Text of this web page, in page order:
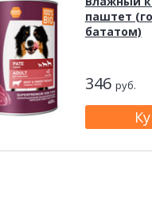
паштет
бататом)
346 руб.